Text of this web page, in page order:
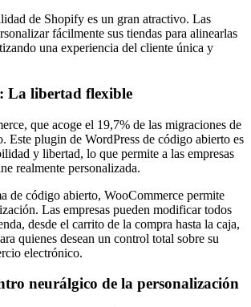
de Shopify es un gran atractivo. Las
fácilmente sus tiendas para alinearlas
una experiencia del cliente única y
La libertad flexible
que acoge el 19,7% de las migraciones de
Este plugin de WordPress de código abierto es
y libertad, lo que permite a las empresas
realmente personalizada.
de código abierto, WooCommerce permite
Las empresas pueden modificar todos
desde el carrito de la compra hasta la caja,
quienes desean un control total sobre su
electrónico.
neurálgico de la personalización